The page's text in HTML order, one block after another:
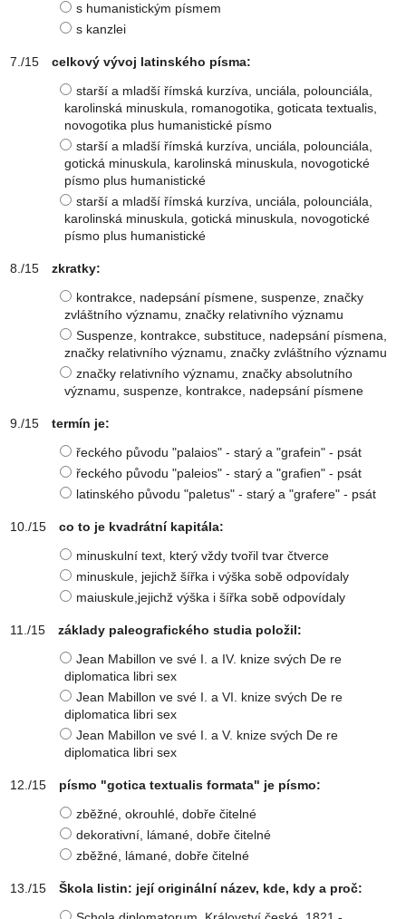
s humanistickým písmem
s kanzlei
celkový vývoj latinského písma:
starší a mladší římská kurzíva, unciála, polounciála,
karolinská minuskula, romanogotika, goticata textualis,
novogotika plus humanistické písmo
starší a mladší římská kurzíva, unciála, polounciála,
gotická minuskula, karolinská minuskula, novogotické
písmo plus humanistické
starší a mladší římská kurzíva, unciála, polounciála,
karolinská minuskula, gotická minuskula, novogotické
písmo plus humanistické
zkratky:
kontrakce, nadepsání písmene, suspenze, značky
zvláštního významu, značky relativního významu
Suspenze, kontrakce, substituce, nadepsání písmena,
značky relativního významu, značky zvláštního významu
značky relativního významu, značky absolutního
významu, suspenze, kontrakce, nadepsání písmene
termín je:
řeckého původu "palaios" - starý a "grafein" - psát
řeckého původu "paleios" - starý a "grafien" - psát
latinského původu "paletus" - starý a "grafere" - psát
co to je kvadrátní kapitála:
minuskulní text, který vždy tvořil tvar čtverce
minuskule, jejichž šířka i výška sobě odpovídaly
maiuskule,jejichž výška i šířka sobě odpovídaly
základy paleografického studia položil:
Jean Mabillon ve své I. a IV. knize svých De re
diplomatica libri sex
Jean Mabillon ve své I. a VI. knize svých De re
diplomatica libri sex
Jean Mabillon ve své I. a V. knize svých De re
diplomatica libri sex
písmo "gotica textualis formata" je písmo:
zběžné, okrouhlé, dobře čitelné
dekorativní, lámané, dobře čitelné
zběžné, lámané, dobře čitelné
Škola listin: její originální název, kde, kdy a proč: